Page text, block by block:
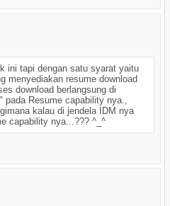
ini tapi dengan satu syarat yaitu
menyediakan resume download
download berlangsung di
Resume capability nya.,
kalau di jendela IDM nya
capability nya...??? ^_^